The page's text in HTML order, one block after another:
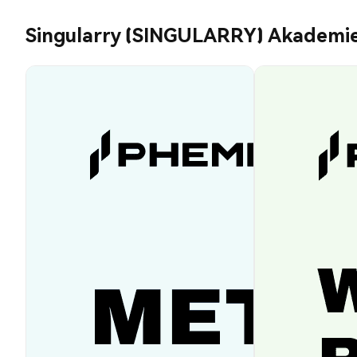
Singularry (SINGULARRY)